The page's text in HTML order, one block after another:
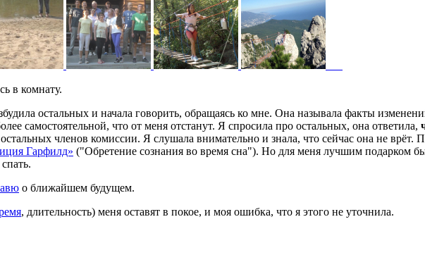
в комнату.
остальных и начала говорить, обращаясь ко мне. Она называла факты
самостоятельной, что от меня отстанут. Я спросила про остальных, она ответила,
членов комиссии. Я слушала внимательно и знала, что сейчас она не врёт.
Гарфилд» ("Обретение сознания во время сна"). Но для меня лучшим подарком
о ближайшем будущем.
, длительность) меня оставят в покое, и моя ошибка, что я этого не уточнила.